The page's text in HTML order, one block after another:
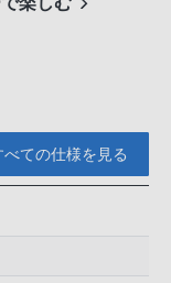
べての仕様を見る